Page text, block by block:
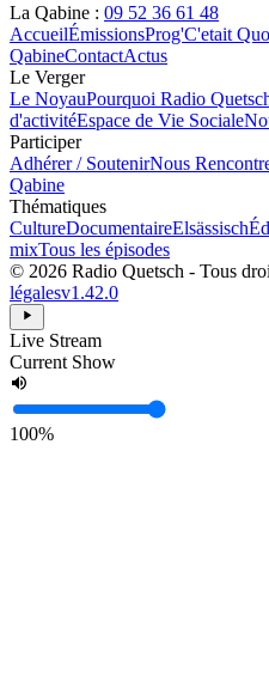
La Qabine : 09 52 36 61 48
AccueilÉmissionsProg'C'etait
QabineContactActus
Le Verger
Le NoyauPourquoi Radio
d'activitéEspace de Vie Sociale
Participer
Adhérer / SoutenirNous
Qabine
Thématiques
CultureDocumentaireElsässisch
mixTous les épisodes
© 2026 Radio Quetsch - Tous
légalesv1.42.0
Live Stream
Current Show
100%